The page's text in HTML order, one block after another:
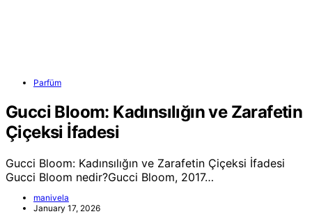
Parfüm
Gucci Bloom: Kadınsılığın ve Zarafetin
Çiçeksi İfadesi
Gucci Bloom: Kadınsılığın ve Zarafetin Çiçeksi İfadesi
Gucci Bloom nedir?Gucci Bloom, 2017…
manivela
January 17, 2026